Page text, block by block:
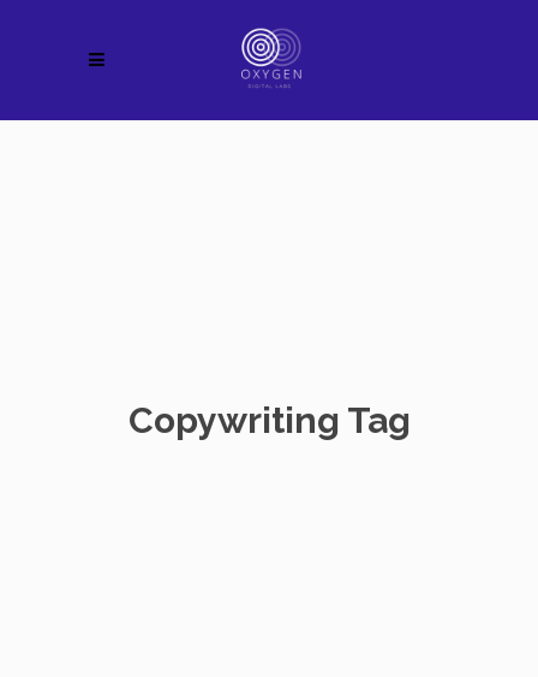
Copywriting Tag